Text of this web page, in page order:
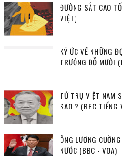
ĐƯỜNG SẮT CAO
VIỆT)
KÝ ỨC VỀ NHỮNG
TRƯỚNG ĐỖ MƯỜI
TỨ TRỤ VIỆT NAM
SAO ? (BBC TIẾNG
ÔNG LƯƠNG
NƯỚC (BBC - VOA)